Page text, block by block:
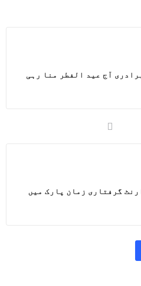
آج عید الفطر منا رہی
گرفتاری زمان پارک میں